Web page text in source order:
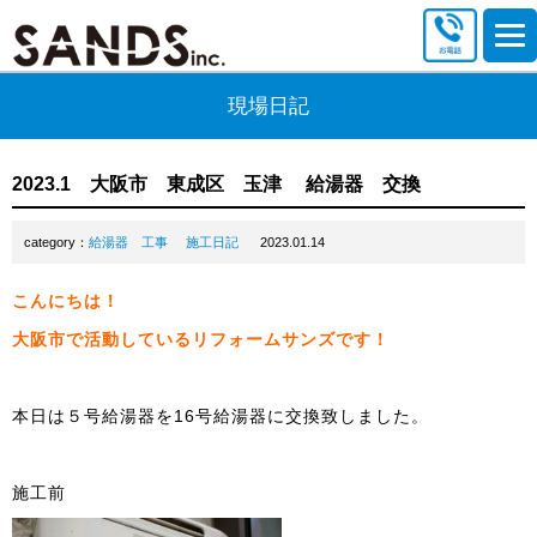
現場日記
2023.1 大阪市 東成区 玉津 給湯器 交換
category： 給湯器 工事 施工日記 2023.01.14
こんにちは！
大阪市で活動しているリフォームサンズです！
本日は５号給湯器を16号給湯器に交換致しました。
施工前